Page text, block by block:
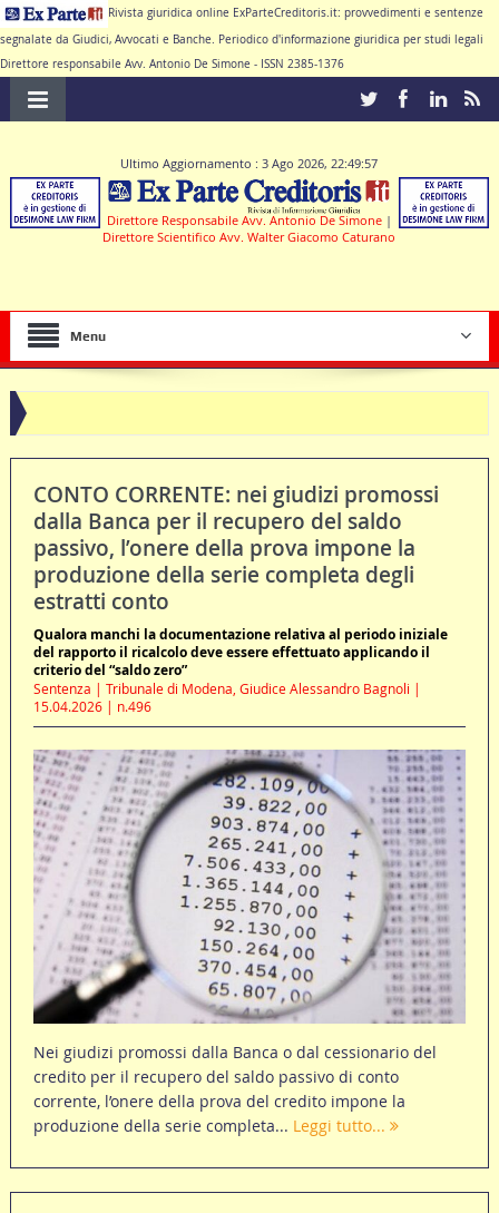
Rivista giuridica online ExParteCreditoris.it: provvedimenti e sentenze
segnalate da Giudici, Avvocati e Banche. Periodico d'informazione giuridica per studi legali
Direttore responsabile Avv. Antonio De Simone - ISSN 2385-1376
Ultimo Aggiornamento : 3 Ago 2026, 22:49:57
Direttore Responsabile Avv. Antonio De Simone |
Direttore Scientifico Avv. Walter Giacomo Caturano
Menu
CONTO CORRENTE: nei giudizi promossi
dalla Banca per il recupero del saldo
passivo, l’onere della prova impone la
produzione della serie completa degli
estratti conto
Qualora manchi la documentazione relativa al periodo iniziale
del rapporto il ricalcolo deve essere effettuato applicando il
criterio del “saldo zero”
Sentenza | Tribunale di Modena, Giudice Alessandro Bagnoli |
15.04.2026 | n.496
Nei giudizi promossi dalla Banca o dal cessionario del
credito per il recupero del saldo passivo di conto
corrente, l’onere della prova del credito impone la
produzione della serie completa... Leggi tutto...